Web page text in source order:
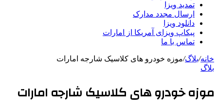
تمدید ویزا
ارسال مجدد مدارک
دانلود ویزا
پیکاپ ویزای آمریکا از امارات
تماس با ما
خانه/بلاگ/موزه خودرو های کلاسیک شارجه امارات
بلاگ
موزه خودرو های کلاسیک شارجه امارات